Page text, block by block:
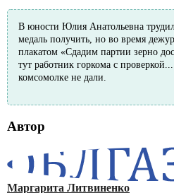
В юности Юлия Анатольевна
медаль получить, но во время
плакатом «Сдадим партии зерно
тут работник горкома с
комсомолке не дали.
Автор
Маргарита Литвиненко